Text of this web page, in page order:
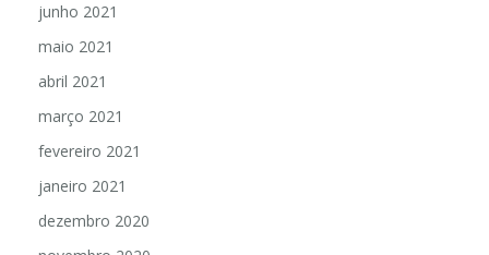
junho 2021
maio 2021
abril 2021
março 2021
fevereiro 2021
janeiro 2021
dezembro 2020